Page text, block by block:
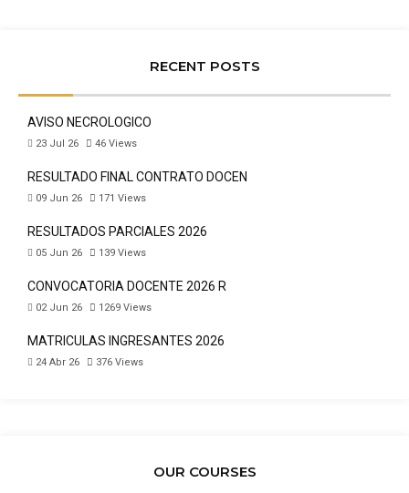
RECENT POSTS
AVISO NECROLÓGICO
23 Jul 26 46 Views
RESULTADO FINAL CONTRATO DOCEN
09 Jun 26 171 Views
RESULTADOS PARCIALES 2026
05 Jun 26 139 Views
CONVOCATORIA DOCENTE 2026 R
02 Jun 26 1269 Views
MATRICULAS INGRESANTES 2026
24 Abr 26 376 Views
OUR COURSES